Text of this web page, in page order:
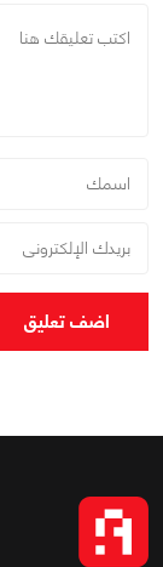
اضف تعليق